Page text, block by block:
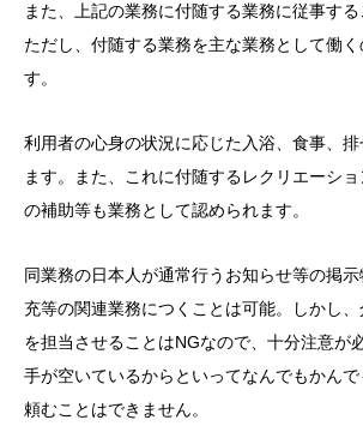
また、上記の業務に付随する業務に従事する
ただし、付随する業務を主な業務として働
す。
利用者の心身の状況に応じた入浴、食事、
ます。また、これに付随するレクリエーシ
の補助等も業務として認められます。
同業務の日本人が通常行うお知らせ等の掲
充等の関連業務につくことは可能。しかし
を担当させることはNGなので、十分注意が
手が空いているからといってなんでもかん
頼むことはできません。